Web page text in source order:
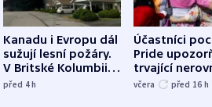
Kanadu i Evropu dál
sužují lesní požáry.
V Britské Kolumbii
evakuovali tisíce lidí
před 4h
Účastníci
Pride
trvající
včera před 16 h